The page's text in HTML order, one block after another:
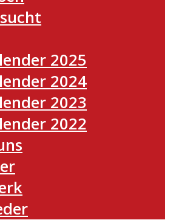
2025
2024
2023
2022